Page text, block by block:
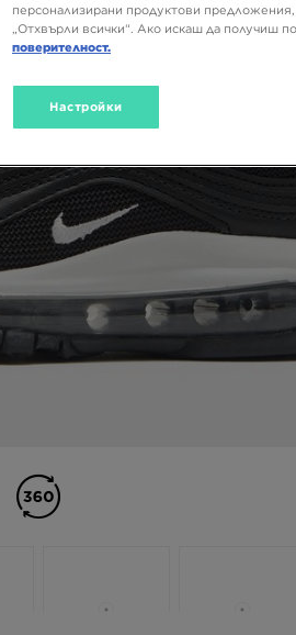
персонализирани продуктови
„Отхвърли всички“. Ако искаш да получиш
поверителност.
Настройки